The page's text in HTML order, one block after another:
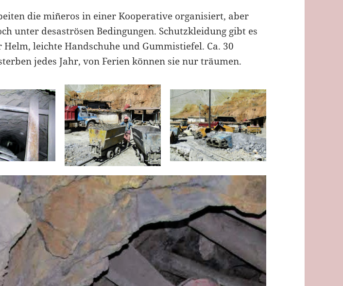
die miñeros in einer Kooperative organisiert, aber
unter desaströsen Bedingungen. Schutzkleidung gibt es
leichte Handschuhe und Gummistiefel. Ca. 30
jedes Jahr, von Ferien können sie nur träumen.